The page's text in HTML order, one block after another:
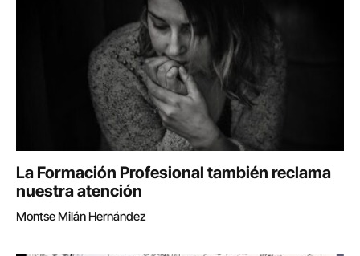
La Formación Profesional también reclama
nuestra atención
Montse Milán Hernández